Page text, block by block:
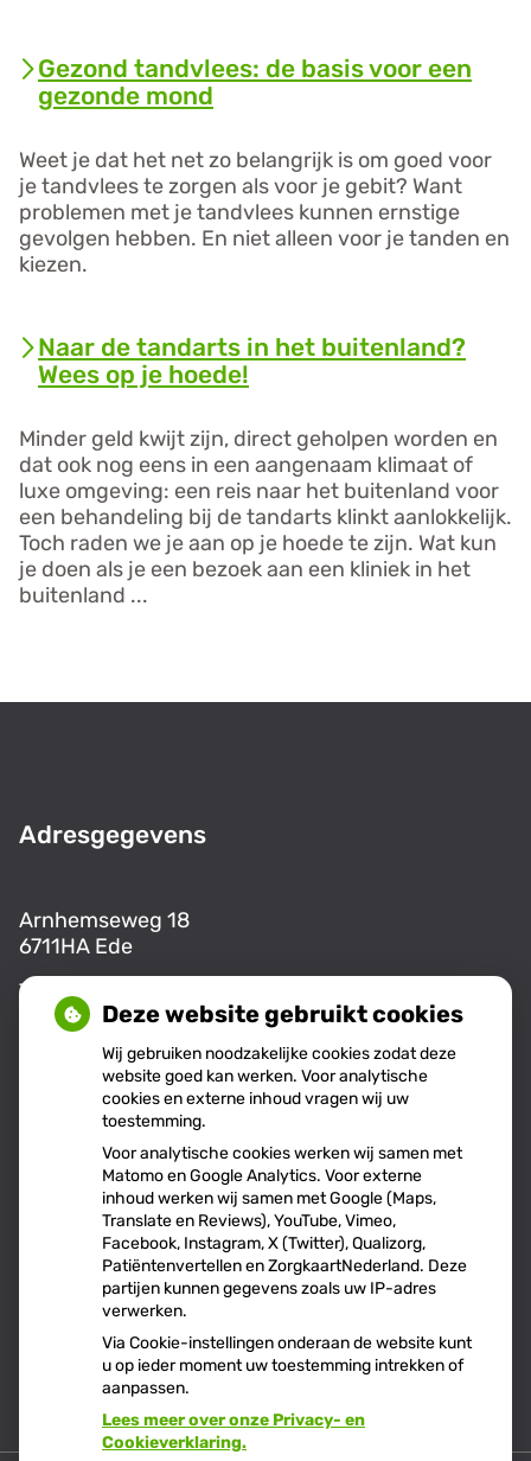
over
'Tanden
bleken?
veilig
doen!'
op
allesoverhetgebit.nl
Gezond tandvlees: de basis voor een
gezonde mond
Weet je dat het net zo belangrijk is om goed voor
je tandvlees te zorgen als voor je gebit? Want
problemen met je tandvlees kunnen ernstige
gevolgen hebben. En niet alleen voor je tanden en
kiezen.
over
'Gezond
tandvlees:
voor
een
gezonde
mond'
op
allesoverhetgebit.nl
Naar de tandarts in het buitenland?
Wees op je hoede!
Minder geld kwijt zijn, direct geholpen worden en
dat ook nog eens in een aangenaam klimaat of
luxe omgeving: een reis naar het buitenland voor
een behandeling bij de tandarts klinkt aanlokkelijk.
Toch raden we je aan op je hoede te zijn. Wat kun
je doen als je een bezoek aan een kliniek in het
buitenland ...
de
Wees
op
op
allesoverhetgebit.nl
Adresgegevens
Arnhemseweg 18
6711HA Ede
Tel:
0318-255555
E-mail: info@aw18.nl
Openingstijden
Maandag:
08.00 - 17.00
Dinsdag:
08:00 - 17:00
Donderdag:
09.00 - 14:00
Deze website gebruikt cookies
Wij gebruiken noodzakelijke cookies zodat deze
website goed kan werken. Voor analytische
cookies en externe inhoud vragen wij uw
toestemming.
Voor analytische cookies werken wij samen met
Matomo en Google Analytics. Voor externe
inhoud werken wij samen met Google (Maps,
Translate en Reviews), YouTube, Vimeo,
Facebook, Instagram, X (Twitter), Qualizorg,
Patiëntenvertellen en ZorgkaartNederland. Deze
partijen kunnen gegevens zoals uw IP-adres
verwerken.
Via Cookie-instellingen onderaan de website kunt
u op ieder moment uw toestemming intrekken of
aanpassen.
Lees meer over onze Privacy- en
Cookieverklaring.